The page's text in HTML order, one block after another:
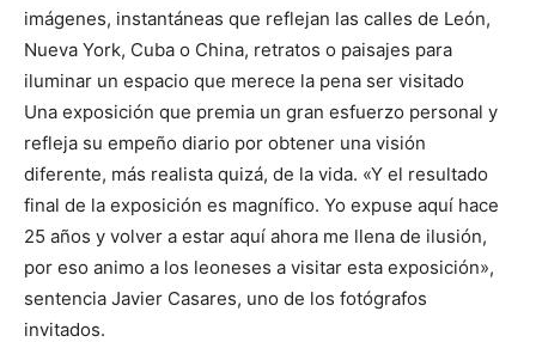
imágenes, instantáneas que reflejan las calles de León,
Nueva York, Cuba o China, retratos o paisajes para
iluminar un espacio que merece la pena ser visitado
Una exposición que premia un gran esfuerzo personal y
refleja su empeño diario por obtener una visión
diferente, más realista quizá, de la vida. «Y el resultado
final de la exposición es magnífico. Yo expuse aquí hace
25 años y volver a estar aquí ahora me llena de ilusión,
por eso animo a los leoneses a visitar esta exposición»,
sentencia Javier Casares, uno de los fotógrafos
invitados.